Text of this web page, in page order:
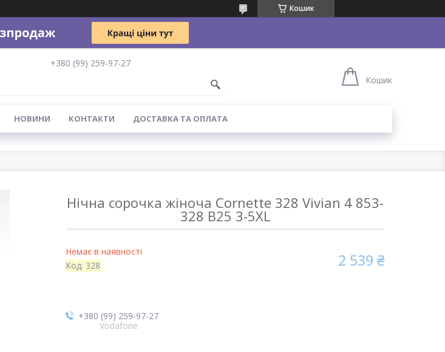
Кошик
+380 (99) 259-97-27
Кошик
НОВИНИ КОНТАКТИ ДОСТАВКА ТА ОПЛАТА
Нічна сорочка жіноча Cornette 328 Vivian 4 853-
328 B25 3-5XL
Немає в наявності
Код: 328 2 539 ₴
+380 (99) 259-97-27
Vodafone